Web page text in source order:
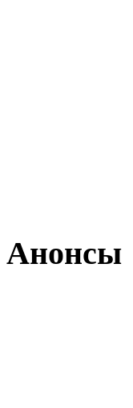
Анонсы